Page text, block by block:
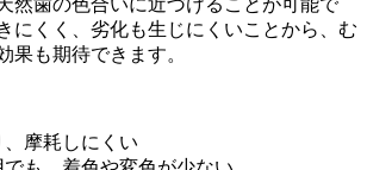
にくく、劣化も生じにくいことから、む
果も期待できます。
摩耗しにくい